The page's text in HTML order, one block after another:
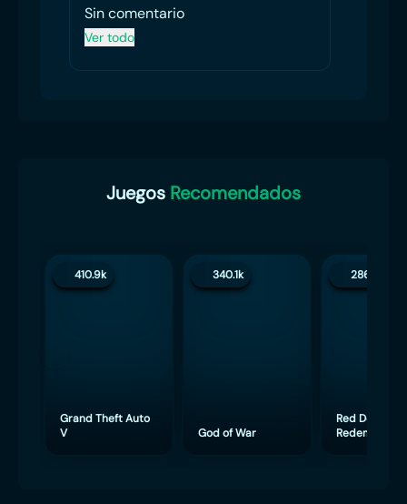
Sin comentario
Ver todo
Juegos Recomendados
410.9k
Grand Theft Auto
V
340.1k
God of War
286.3k
Red Dead
Redemption